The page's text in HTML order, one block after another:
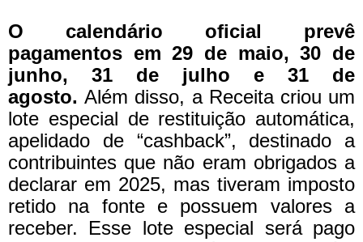
O calendário oficial prevê
pagamentos em 29 de maio, 30 de
junho, 31 de julho e 31 de
agosto. Além disso, a Receita criou um
lote especial de restituição automática,
apelidado de “cashback”, destinado a
contribuintes que não eram obrigados a
declarar em 2025, mas tiveram imposto
retido na fonte e possuem valores a
receber. Esse lote especial será pago